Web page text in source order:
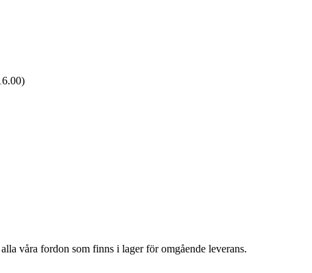
våra fordon som finns i lager för omgående leverans.